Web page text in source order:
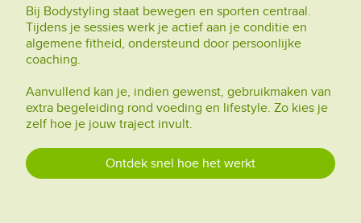
Bij Bodystyling staat bewegen en sporten centraal.
Tijdens je sessies werk je actief aan je conditie en
algemene fitheid, ondersteund door persoonlijke
coaching.
Aanvullend kan je, indien gewenst, gebruikmaken van
extra begeleiding rond voeding en lifestyle. Zo kies je
zelf hoe je jouw traject invult.
Ontdek snel hoe het werkt